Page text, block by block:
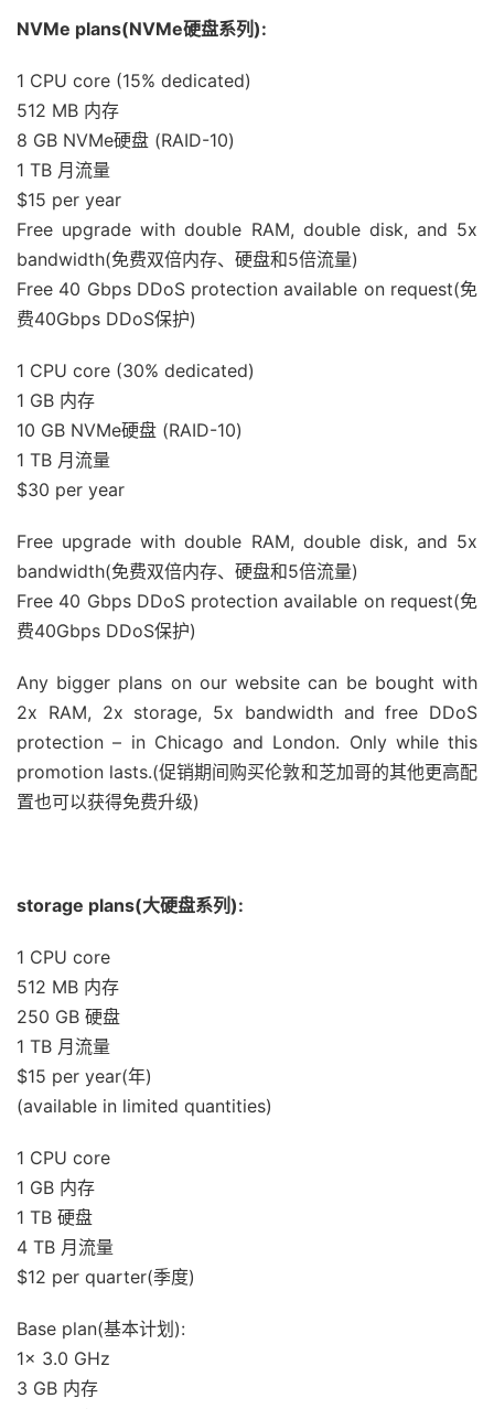
NVMe plans(NVMe硬盘系列):
1 CPU core (15% dedicated)
512 MB 内存
8 GB NVMe硬盘 (RAID-10)
1 TB 月流量
$15 per year
Free upgrade with double RAM, double disk, and 5x
bandwidth(免费双倍内存、硬盘和5倍流量)
Free 40 Gbps DDoS protection available on request(免
费40Gbps DDoS保护)
1 CPU core (30% dedicated)
1 GB 内存
10 GB NVMe硬盘 (RAID-10)
1 TB 月流量
$30 per year
Free upgrade with double RAM, double disk, and 5x
bandwidth(免费双倍内存、硬盘和5倍流量)
Free 40 Gbps DDoS protection available on request(免
费40Gbps DDoS保护)
Any bigger plans on our website can be bought with
2x RAM, 2x storage, 5x bandwidth and free DDoS
protection – in Chicago and London. Only while this
promotion lasts.(促销期间购买伦敦和芝加哥的其他更高配
置也可以获得免费升级)
storage plans(大硬盘系列):
1 CPU core
512 MB 内存
250 GB 硬盘
1 TB 月流量
$15 per year(年)
(available in limited quantities)
1 CPU core
1 GB 内存
1 TB 硬盘
4 TB 月流量
$12 per quarter(季度)
Base plan(基本计划):
1x 3.0 GHz
3 GB 内存